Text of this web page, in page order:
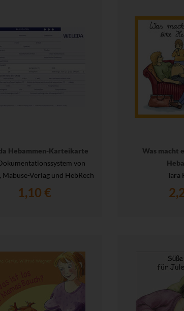
Hebammen-Karteikarte
von
Mabuse-Verlag und HebRech
1,10 €
Was macht
Tara